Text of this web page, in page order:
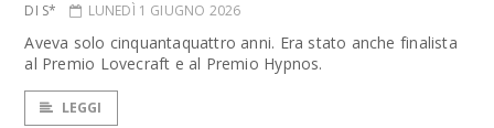
DI S* LUNEDÌ 1 GIUGNO 2026
Aveva solo cinquantaquattro anni. Era stato anche finalista
al Premio Lovecraft e al Premio Hypnos.
LEGGI